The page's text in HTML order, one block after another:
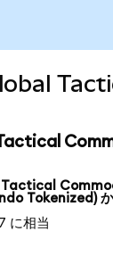
Tactical
Tokenized)
に相当